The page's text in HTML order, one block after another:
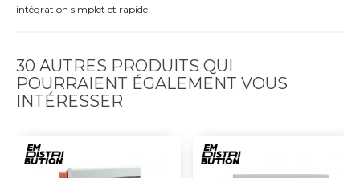
intégration simplet et rapide.
30 AUTRES PRODUITS QUI
POURRAIENT ÉGALEMENT VOUS
INTÉRESSER